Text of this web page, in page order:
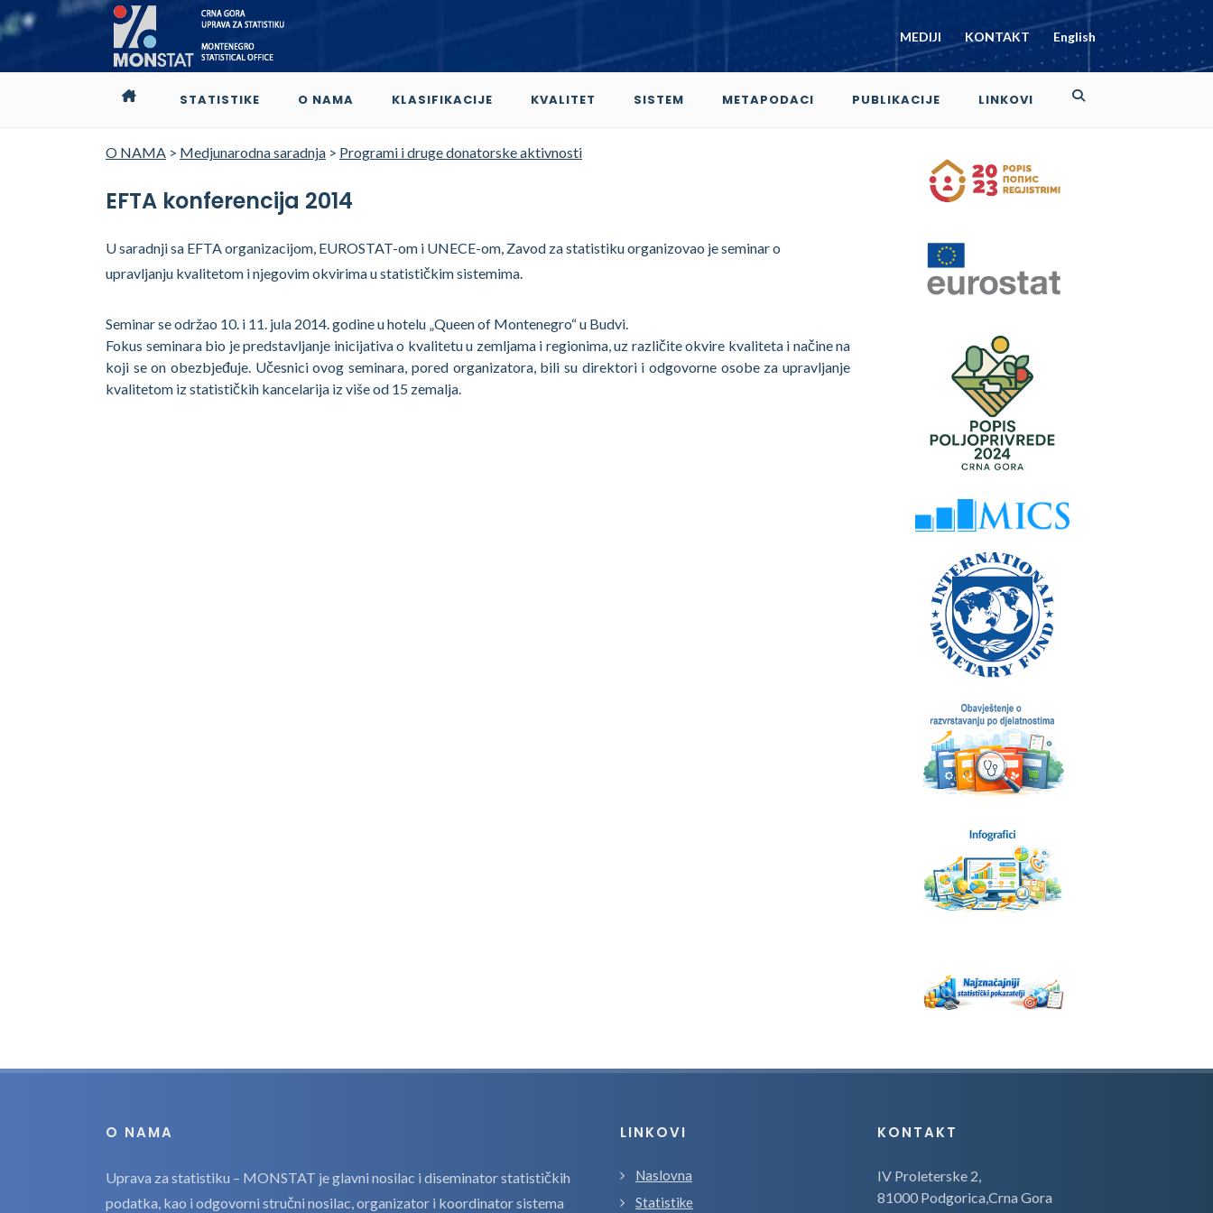
MEDIJI KONTAKT English
STATISTIKE O NAMA KLASIFIKACIJE KVALITET SISTEM METAPODACI PUBLIKACIJE LINKOVI
O NAMA > Medjunarodna saradnja > Programi i druge donatorske aktivnosti
EFTA konferencija 2014
U saradnji sa EFTA organizacijom, EUROSTAT-om i UNECE-om, Zavod za statistiku organizovao je seminar o
upravljanju kvalitetom i njegovim okvirima u statističkim sistemima.
Seminar se održao 10. i 11. jula 2014. godine u hotelu „Queen of Montenegro“ u Budvi.
Fokus seminara bio je predstavljanje inicijativa o kvalitetu u zemljama i regionima, uz različite okvire kvaliteta i načine na
koji se on obezbjeđuje. Učesnici ovog seminara, pored organizatora, bili su direktori i odgovorne osobe za upravljanje
kvalitetom iz statističkih kancelarija iz više od 15 zemalja.
O NAMA
Uprava za statistiku – MONSTAT je glavni nosilac i diseminator statističkih
podatka, kao i odgovorni stručni nosilac, organizator i koordinator sistema
LINKOVI
Naslovna
Statistike
KONTAKT
IV Proleterske 2,
81000 Podgorica,Crna Gora